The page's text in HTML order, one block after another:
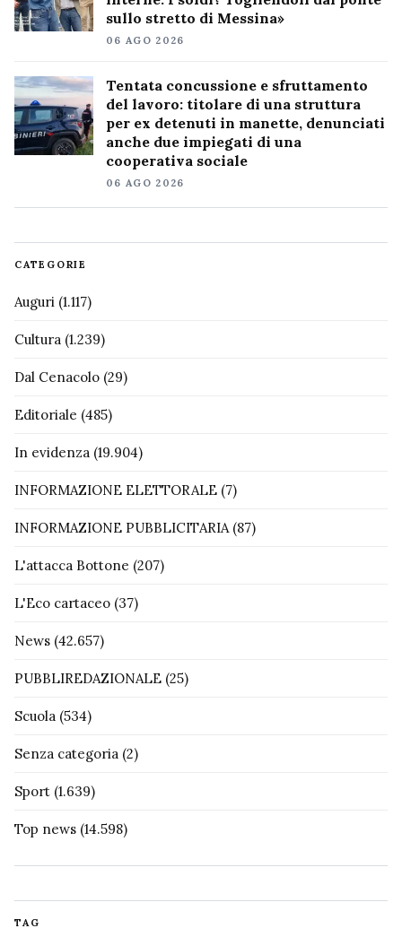
sullo stretto di Messina»
06 AGO 2026
Tentata concussione e sfruttamento
del lavoro: titolare di una struttura
per ex detenuti in manette, denunciati
anche due impiegati di una
cooperativa sociale
06 AGO 2026
CATEGORIE
Auguri (1.117)
Cultura (1.239)
Dal Cenacolo (29)
Editoriale (485)
In evidenza (19.904)
INFORMAZIONE ELETTORALE (7)
INFORMAZIONE PUBBLICITARIA(87)
L'attacca Bottone (207)
L'Eco cartaceo (37)
News (42.657)
PUBBLIREDAZIONALE (25)
Scuola (534)
Senza categoria (2)
Sport (1.639)
Top news (14.598)
TAG